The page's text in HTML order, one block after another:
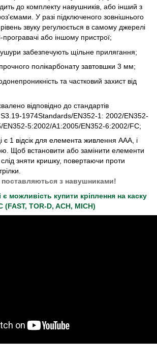
до комплекту навушників, або інший з
У разі підключеного зовнішнього
звуку регулюється в самому джерелі
або іншому пристрої;
забезпечують щільне прилягання;
полікарбонату завтовшки 3 мм;
та частковий захист від
відповідно до стандартів
1974Standards/EN352-1: 2002/EN352-
EN352-5:2002/A1:2005/EN352-6:2002/FC;
є 1 відсік для елемента живлення AAA, і
Щоб встановити або замінити елементи
зняти кришку, повертаючи проти
з навушниками!
є можливість купити кріплення на каску
(FAST, TOR-D, ACH, MICH)